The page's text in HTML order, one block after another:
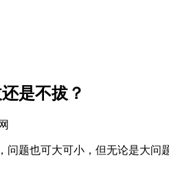
是不拔？
题也可大可小，但无论是大